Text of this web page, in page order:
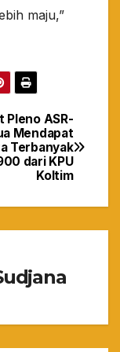
maju,”
Pleno ASR-
Mendapat
Terbanyak
dari KPU
Koltim